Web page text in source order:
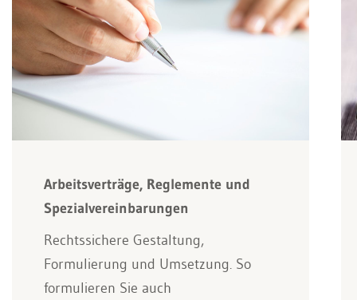
Arbeitsverträge, Reglemente und
Spezialvereinbarungen
Rechtssichere Gestaltung,
Formulierung und Umsetzung. So
formulieren Sie auch